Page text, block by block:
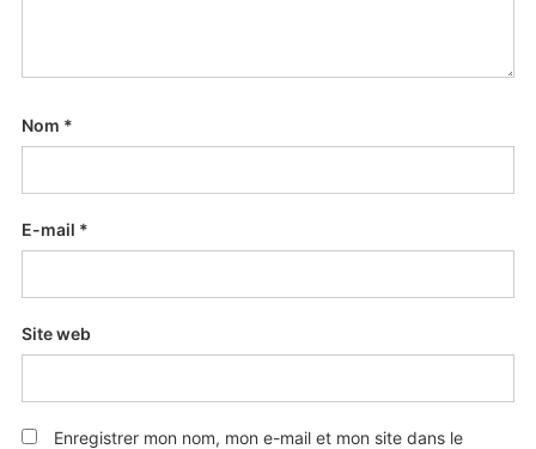
Nom *
E-mail *
Site web
Enregistrer mon nom, mon e-mail et mon site dans le